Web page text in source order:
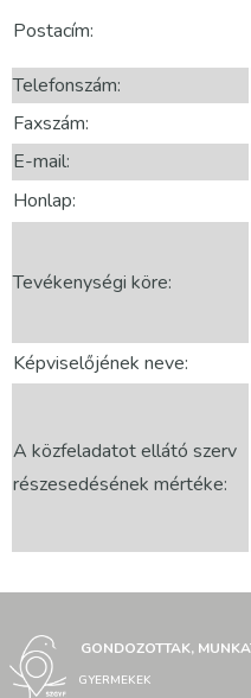
Postacím:
Telefonszám:
Faxszám:
E-mail:
Honlap:
Tevékenységi köre:
Képviselőjének neve:
A közfeladatot ellátó szerv
részesedésének mértéke:
GONDOZOTTAK,
GYERMEKEK